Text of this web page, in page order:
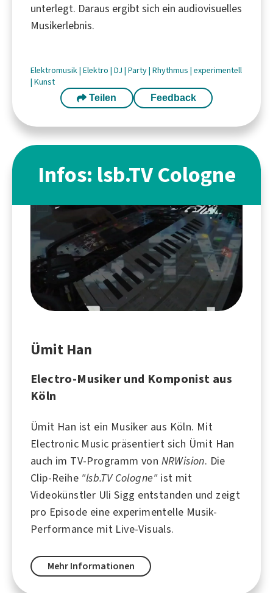
unterlegt. Daraus ergibt sich ein audiovisuelles
Musikerlebnis.
Elektromusik| Elektro | DJ | Party| Rhythmus | experimentell
| Kunst
Teilen Feedback
Infos: lsb.TV Cologne
Ümit Han
Electro-Musiker und Komponist aus
Köln
Ümit Han ist ein Musiker aus Köln. Mit
Electronic Music präsentiert sich Ümit Han
auch im TV-Programm von NRWision. Die
Clip-Reihe "lsb.TV Cologne"ist mit
Videokünstler Uli Sigg entstanden und zeigt
pro Episode eine experimentelle Musik-
Performance mit Live-Visuals.
Mehr Informationen